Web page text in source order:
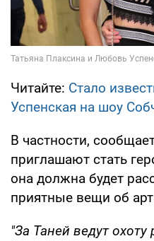
Читайте: Стало
Успенская на шоу
В частности,
приглашают стать
она должна будет
приятные вещи об
"За Таней ведут